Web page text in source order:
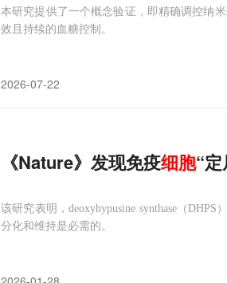
本研究提供了一个概念验证，即精确调控纳
效且持续的血糖控制。
2026-07-22
《Nature》发现免疫细胞“
该研究表明，deoxyhypusine synthase（
分化和维持是必需的。